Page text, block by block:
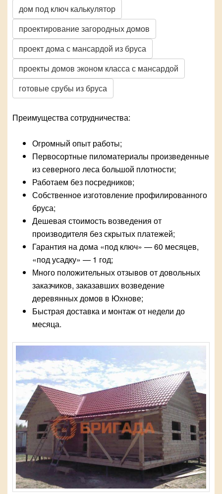
дом под ключ калькулятор
проектирование загородных домов
проект дома с мансардой из бруса
проекты домов эконом класса с мансардой
готовые срубы из бруса
Преимущества сотрудничества:
Огромный опыт работы;
Первосортные пиломатериалы произведенные
из северного леса большой плотности;
Работаем без посредников;
Собственное изготовление профилированного
бруса;
Дешевая стоимость возведения от
производителя без скрытых платежей;
Гарантия на дома «под ключ» — 60 месяцев,
«под усадку» — 1 год;
Много положительных отзывов от довольных
заказчиков, заказавших возведение
деревянных домов в Юхнове;
Быстрая доставка и монтаж от недели до
месяца.